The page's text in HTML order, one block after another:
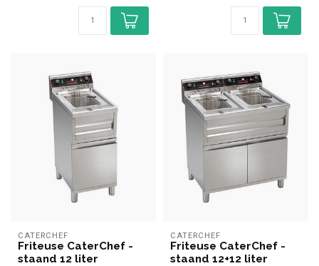
CATERCHEF
Friteuse CaterChef -
staand 12 liter
CATERCHEF
Friteuse CaterChef -
staand 12+12 liter